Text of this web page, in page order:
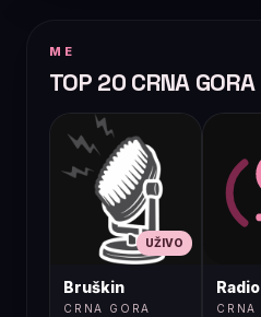
ME
TOP 20 CRNA GORA
UŽIVO
Bruškin
CRNA GORA CRNA